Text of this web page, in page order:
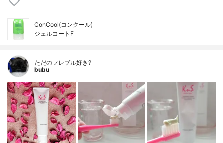
ConCool(コンクール)
ジェルコートF
ただのフレブル好き?
bubu